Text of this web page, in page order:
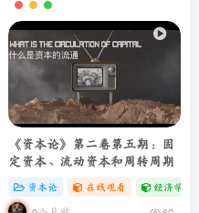
# zibll # C
《资本论》第二卷第五期：固
定资本、流动资本和周转周期
资本论 在线观看 经济学专